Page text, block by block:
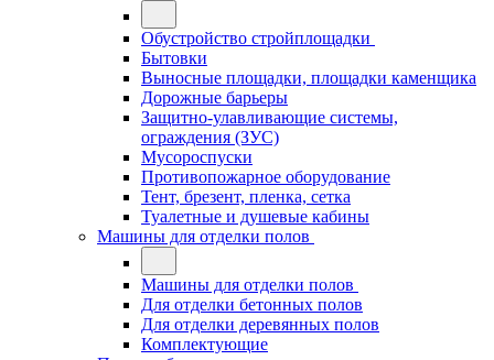
Обустройство стройплощадки
Бытовки
Выносные площадки, площадки каменщика
Дорожные барьеры
Защитно-улавливающие системы,
ограждения (ЗУС)
Мусороспуски
Противопожарное оборудование
Тент, брезент, пленка, сетка
Туалетные и душевые кабины
Машины для отделки полов
Машины для отделки полов
Для отделки бетонных полов
Для отделки деревянных полов
Комплектующие